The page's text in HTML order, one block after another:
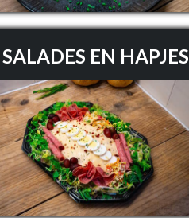
SALADES EN HAPJES